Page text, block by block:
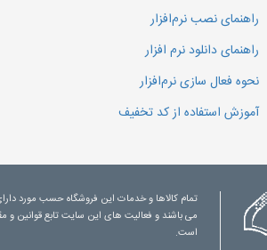
راهنمای نصب نرم‌افزار
راهنمای دانلود نرم افزار
نحوه فعال سازی نرم‌افزار
آموزش استفاده از کد تخفیف
تمام کالاها و خدمات این فروشگاه حسب مورد
می باشند و فعالیت های این سایت تابع قوانین و
است.